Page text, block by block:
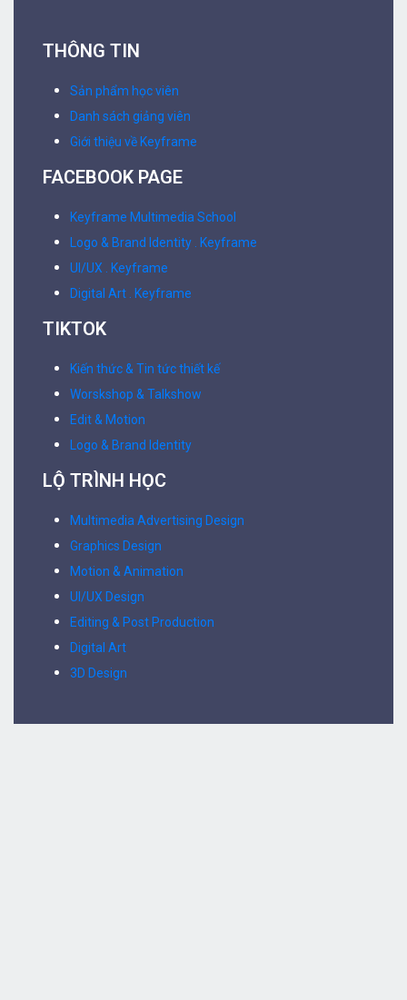
THÔNG TIN
Sản phẩm học viên
Danh sách giảng viên
Giới thiệu về Keyframe
FACEBOOK PAGE
Keyframe Multimedia School
Logo & Brand Identity . Keyframe
UI/UX . Keyframe
Digital Art . Keyframe
TIKTOK
Kiến thức & Tin tức thiết kế
Worskshop & Talkshow
Edit & Motion
Logo & Brand Identity
LỘ TRÌNH HỌC
Multimedia Advertising Design
Graphics Design
Motion & Animation
UI/UX Design
Editing & Post Production
Digital Art
3D Design